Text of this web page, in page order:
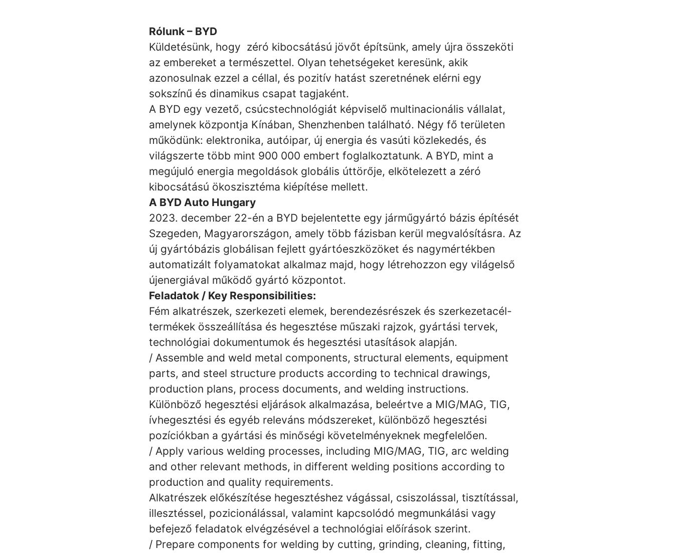
Rólunk – BYD
Küldetésünk, hogy zéró kibocsátású jövőt építsünk, amely újra összeköti
az embereket a természettel. Olyan tehetségeket keresünk, akik
azonosulnak ezzel a céllal, és pozitív hatást szeretnének elérni egy
sokszínű és dinamikus csapat tagjaként.
A BYD egy vezető, csúcstechnológiát képviselő multinacionális vállalat,
amelynek központja Kínában, Shenzhenben található. Négy fő területen
működünk: elektronika, autóipar, új energia és vasúti közlekedés, és
világszerte több mint 900 000 embert foglalkoztatunk. A BYD, mint a
megújuló energia megoldások globális úttörője, elkötelezett a zéró
kibocsátású ökoszisztéma kiépítése mellett.
A BYD Auto Hungary
2023. december 22-én a BYD bejelentette egy járműgyártó bázis építését
Szegeden, Magyarországon, amely több fázisban kerül megvalósításra. Az
új gyártóbázis globálisan fejlett gyártóeszközöket és nagymértékben
automatizált folyamatokat alkalmaz majd, hogy létrehozzon egy világelső
újenergiával működő gyártó központot.
Feladatok / Key Responsibilities:
Fém alkatrészek, szerkezeti elemek, berendezésrészek és szerkezetacél-
termékek összeállítása és hegesztése műszaki rajzok, gyártási tervek,
technológiai dokumentumok és hegesztési utasítások alapján.
/ Assemble and weld metal components, structural elements, equipment
parts, and steel structure products according to technical drawings,
production plans, process documents, and welding instructions.
Különböző hegesztési eljárások alkalmazása, beleértve a MIG/MAG, TIG,
ívhegesztési és egyéb releváns módszereket, különböző hegesztési
pozíciókban a gyártási és minőségi követelményeknek megfelelően.
/ Apply various welding processes, including MIG/MAG, TIG, arc welding
and other relevant methods, in different welding positions according to
production and quality requirements.
Alkatrészek előkészítése hegesztéshez vágással, csiszolással, tisztítással,
illesztéssel, pozicionálással, valamint kapcsolódó megmunkálási vagy
befejező feladatok elvégzésével a technológiai előírások szerint.
/ Prepare components for welding by cutting, grinding, cleaning, fitting,